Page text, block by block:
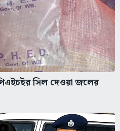
সিল দেওয়া জলের